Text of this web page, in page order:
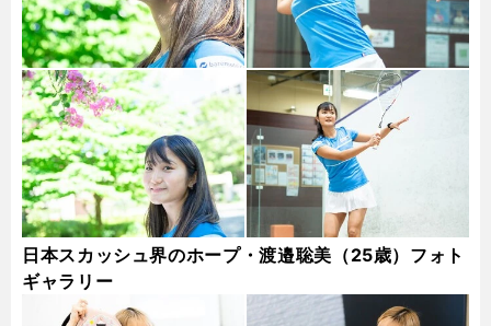
日本スカッシュ界のホープ・渡邉聡美（25歳）フォト
ギャラリー